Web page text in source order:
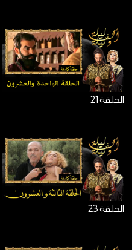
الحلقة 21
الحلقة 23